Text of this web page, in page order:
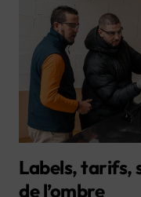
Labels, tarifs,
de l’ombre